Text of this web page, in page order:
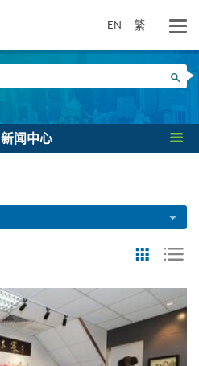
EN 繁
搜寻
新闻中心